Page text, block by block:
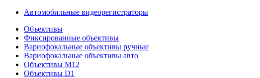
Автомобильные видеорегистраторы
Объективы
Фиксированные объективы
Вариофокальные объективы ручные
Вариофокальные объективы авто
Объективы M12
Объективы D1